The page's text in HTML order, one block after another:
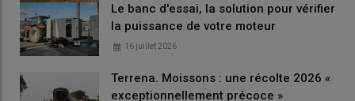
Le banc d'essai, la solution pour vérifier
la puissance de votre moteur
16 juillet 2026
Terrena. Moissons : une récolte 2026 «
exceptionnellement précoce »